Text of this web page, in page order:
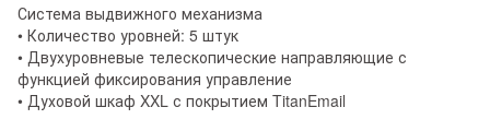
Система выдвижного механизма
• Количество уровней: 5 штук
• Двухуровневые телескопические направляющие с
функцией фиксирования управление
• Духовой шкаф XXL с покрытием TitanEmail